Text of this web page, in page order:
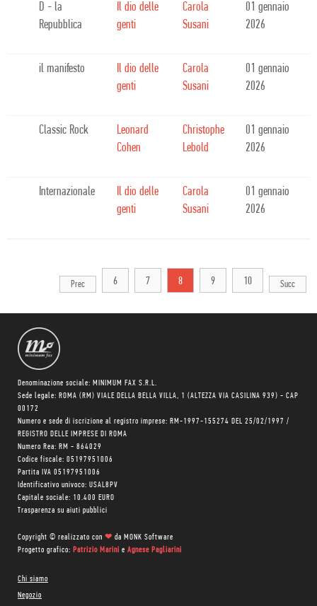
D - la
Repubblica
Il dio delle
genti
Carola
Susani
01 gennaio
2026
il manifesto
Il dio delle
genti
Carola
Susani
01 gennaio
2026
Classic Rock
Leonard
Cohen
Christophe
Lebold
01 gennaio
2026
Internazionale
Il dio delle
genti
Carola
Susani
01 gennaio
2026
Prec 6 7 8 9 10 Succ
Denominazione sociale: MINIMUM FAX S.R.L.
Sede legale: ROMA (RM) VIALE DELLA BELLA VILLA, 1 (ALTEZZA VIA CASILINA 939) - CAP
00172
Numero e sede di iscrizione al registro imprese: RM-1997-155274 DEL 25/02/1997 /
REGISTRO DELLE IMPRESE DI ROMA
Numero Rea: RM - 864029
Codice fiscale: 05197951006
Partita IVA 05197951006
Identificativo univoco: USAL8PV
Capitale sociale: 10.400 EURO
Trasparenza su aiuti pubblici
Copyright © realizzato con ❤ da MONK Software
Progetto grafico: Patrizio Marini e Agnese Pagliarini
Chi siamo
Negozio